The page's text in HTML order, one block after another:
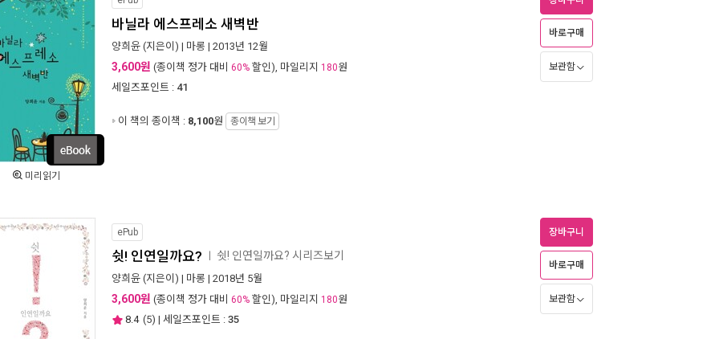
미리읽기
바닐라 에스프레소 새벽반
양희윤 (지은이) | 마롱 | 2013년 12월
3,600원 (종이책 정가 대비 60% 할인), 마일리지 180원
세일즈포인트 : 41
이 책의 종이책 : 8,100원 종이책 보기
바로구매
보관함
ePub
쉿! 인연일까요? 쉿! 인연일까요? 시리즈보기
양희윤 (지은이) | 마롱 | 2018년 5월
3,600원 (종이책 정가 대비 60% 할인), 마일리지 180원
8.4 (5) | 세일즈포인트 : 35
장바구니
바로구매
보관함